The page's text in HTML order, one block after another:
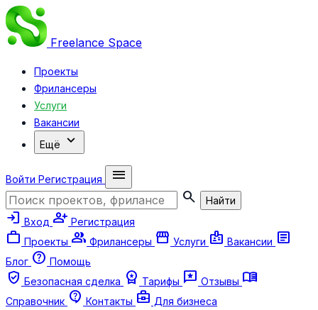
Freelance Space
Проекты
Фрилансеры
Услуги
Вакансии
Ещё expand_more
Войти Регистрация
menu
search
Найти
login Вход person_add Регистрация
work Проекты group Фрилансеры storefront Услуги badge Вакансии article
Блог help Помощь
verified_user Безопасная сделка workspace_premium Тарифы reviews Отзывы menu_book
Справочник contact_support Контакты business_center Для бизнеса